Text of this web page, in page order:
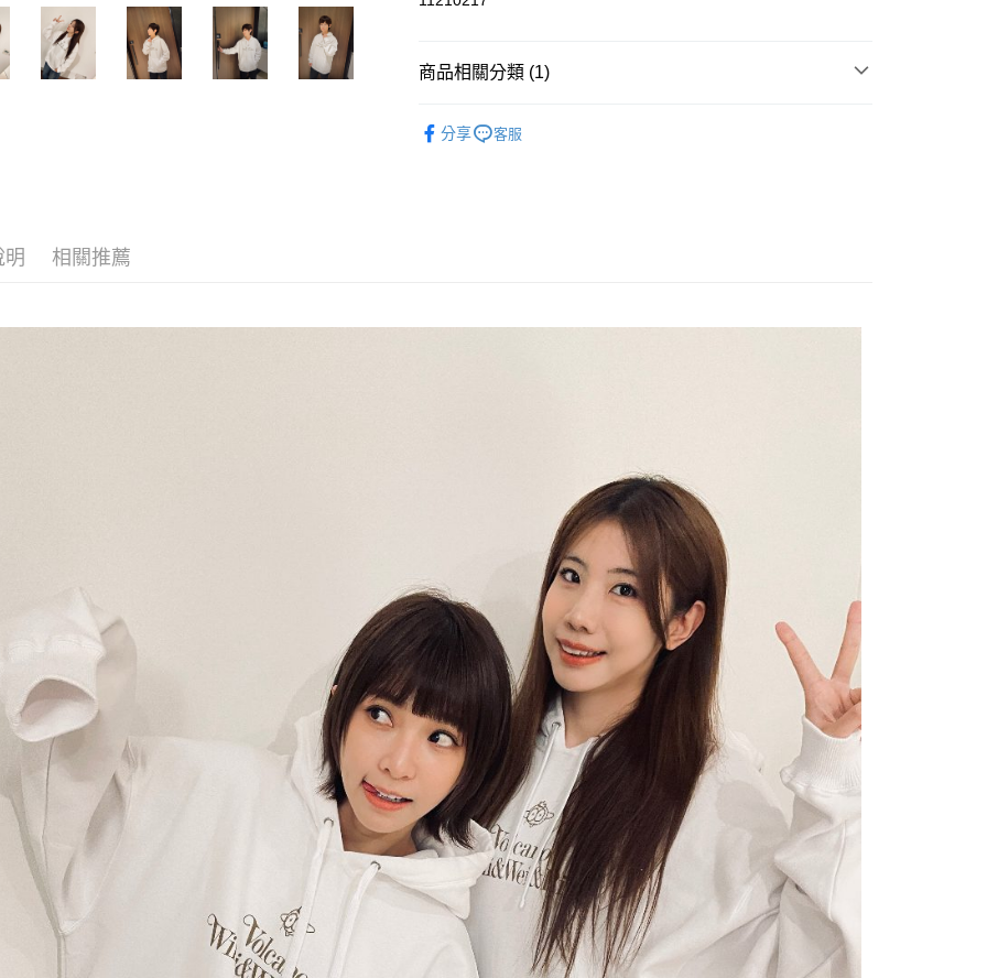
悠遊付
運送方式
每筆NT$65，滿NT$1,000(含以上)免運費
每筆NT$65，滿NT$1,000(含以上)免運費
付款後7-11取貨
每筆NT$65，滿NT$1,000(含以上)免運費
宅配
每筆NT$85，滿NT$1,000(含以上)免運費
海外地區配送 查看運費
商品相關分類 (1)
分享
客服
明 相關推薦